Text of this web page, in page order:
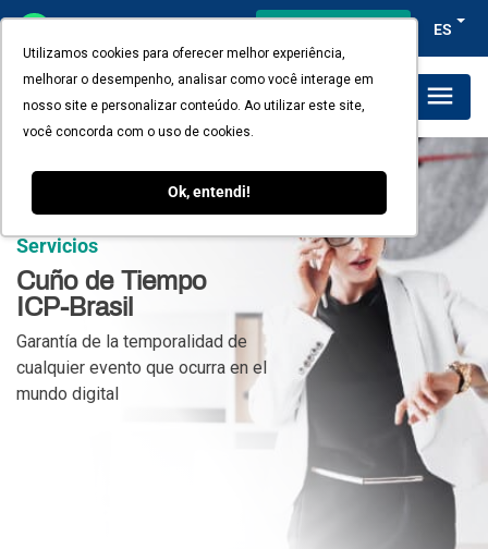
Utilizamos cookies para oferecer melhor experiência,
melhorar o desempenho, analisar como você interage em
nosso site e personalizar conteúdo. Ao utilizar este site,
você concorda com o uso de cookies.
Ok, entendi!
ES
Planes y Precios
Servicios
Cuño de Tiempo
ICP-Brasil
Garantía de la temporalidad de
cualquier evento que ocurra en el
mundo digital